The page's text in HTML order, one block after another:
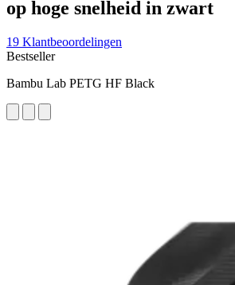
op hoge snelheid in zwart
19 Klantbeoordelingen
Bestseller
Bambu Lab PETG HF Black